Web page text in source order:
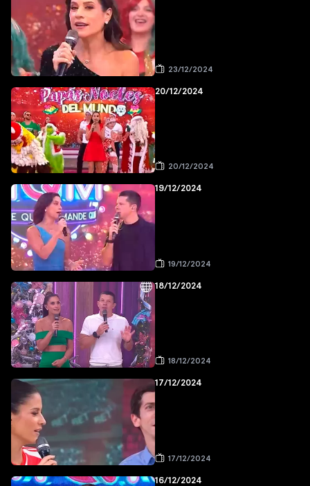
23/12/2024
20/12/2024
20/12/2024
19/12/2024
19/12/2024
18/12/2024
18/12/2024
17/12/2024
17/12/2024
16/12/2024